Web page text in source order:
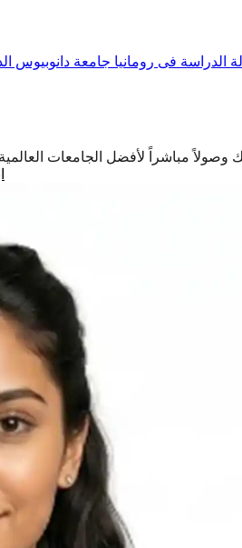
جامعة دانوبيوس الدولية • مقالة
وصولاً مباشراً لأفضل الجامعات